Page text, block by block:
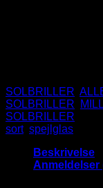
SOLBRILLER
SOLBRILLER
SOLBRILLER
sort, spejlglas
Beskrivelse
Anmeldelser